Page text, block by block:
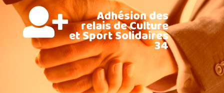
Adhésion des
relais de Culture
et Sport Solidaires
34